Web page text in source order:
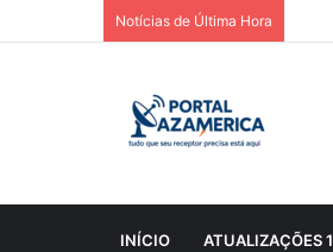
Notícias de Última Hora
INÍCIO ATUALIZAÇÕES 1